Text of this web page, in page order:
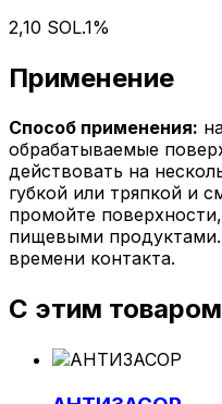
2,10 SOL.1%
Применение
Способ применения:
обрабатываемые
действовать на
губкой или тряпкой и
промойте
пищевыми продуктами.
времени контакта.
С этим